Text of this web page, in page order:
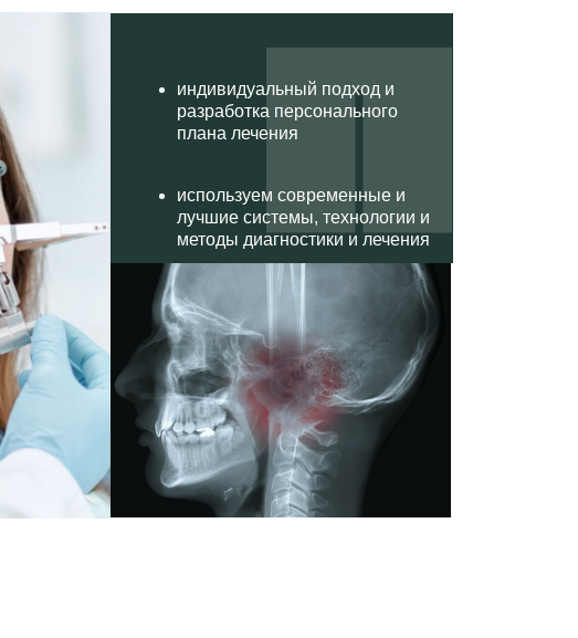
индивидуальный подход и
разработка персонального
плана лечения
используем современные и
лучшие системы, технологии и
методы диагностики и лечения